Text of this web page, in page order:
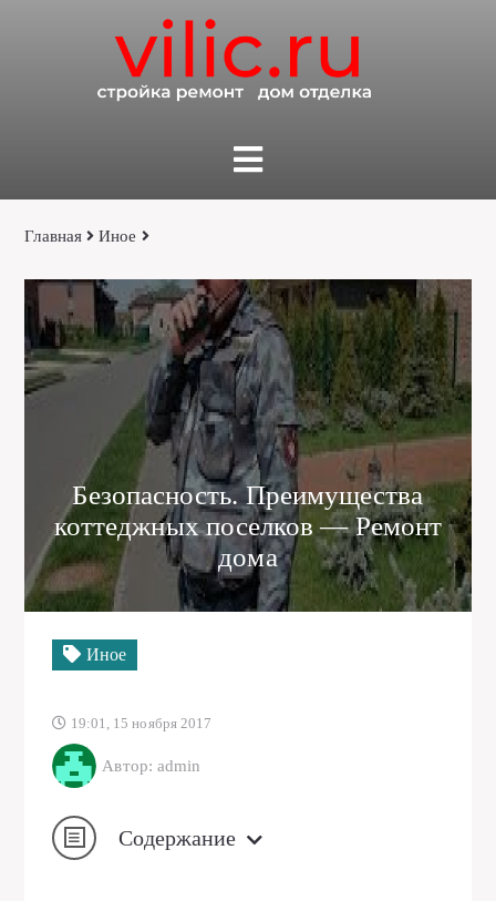
Главная Иное
Безопасность. Преимущества
коттеджных поселков — Ремонт
дома
Иное
19:01, 15 ноября 2017
Автор: admin
Содержание